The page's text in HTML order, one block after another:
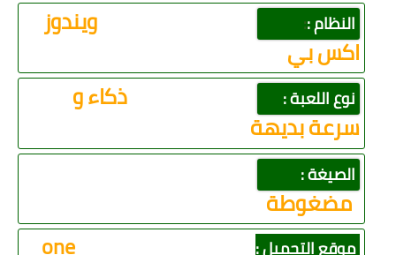
النظام :: ويندوز
اكس بي
نوع اللعبة : ذكاء و
سرعة بديهة
الصيغة :
مضغوطة
موقع التحميل : one